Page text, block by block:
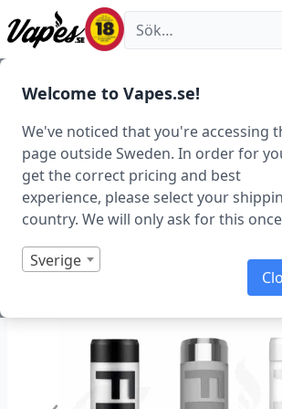
Welcome to Vapes.se!
We've noticed that you're accessing
page outside Sweden. In order for
get the correct pricing and best
experience, please select your
country. We will only ask for this
Sverige
Vapes.se
Okategoriserad
Acrohm Fush LED
mm, Mekanisk/
Art.nr: 36566
Slut i lager